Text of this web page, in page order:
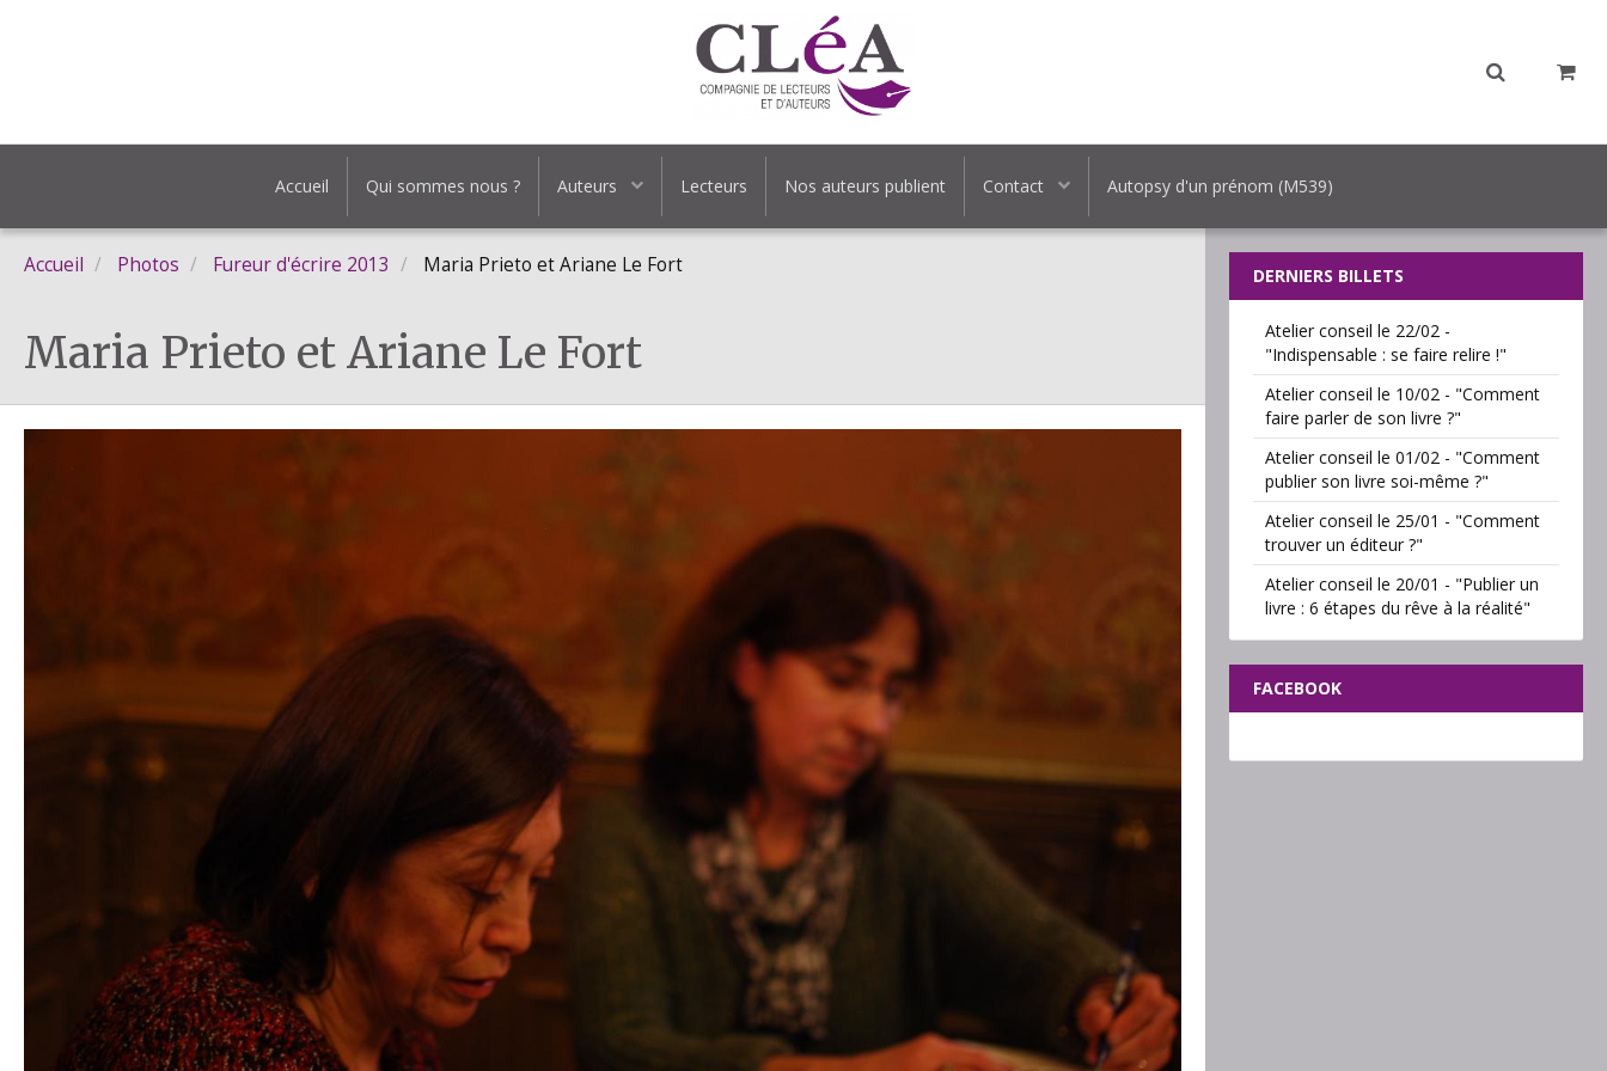
Accueil Qui sommes nous ? Auteurs Lecteurs Nos auteurs publient Contact Autopsy d'un prénom (M539)
Accueil Photos Fureur d'écrire 2013 Maria Prieto et Ariane Le Fort
Maria Prieto et Ariane Le Fort
DERNIERS BILLETS
Atelier conseil le 22/02 -
"Indispensable : se faire relire !"
Atelier conseil le 10/02 - "Comment
faire parler de son livre ?"
Atelier conseil le 01/02 - "Comment
publier son livre soi-même ?"
Atelier conseil le 25/01 - "Comment
trouver un éditeur ?"
Atelier conseil le 20/01 - "Publier un
livre : 6 étapes du rêve à la réalité"
FACEBOOK